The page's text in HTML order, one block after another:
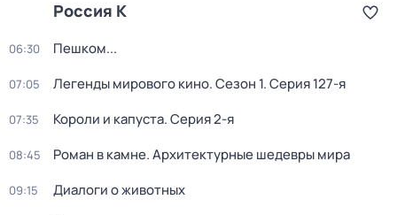
Россия К
06:30 Пешком...
07:05 Легенды мирового кино. Сезон 1. Серия 127-я
07:35 Короли и капуста. Серия 2-я
08:45 Роман в камне. Архитектурные шедевры мира
09:15 Диалоги о животных